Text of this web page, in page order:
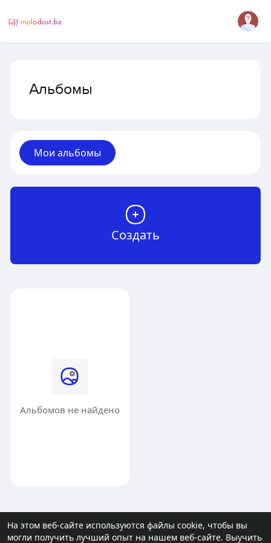
На этом веб-сайте используются файлы cookie, чтобы вы
могли получить лучший опыт на нашем веб-сайте. Выучить
Альбомы
Мои альбомы
Создать
Альбомов не найдено
© 2026 molodost.bz